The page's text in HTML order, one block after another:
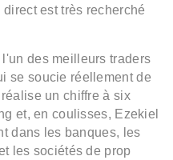
est très recherché
des meilleurs traders
se soucie réellement de
un chiffre à six
et, en coulisses, Ezekiel
dans les banques, les
les sociétés de prop